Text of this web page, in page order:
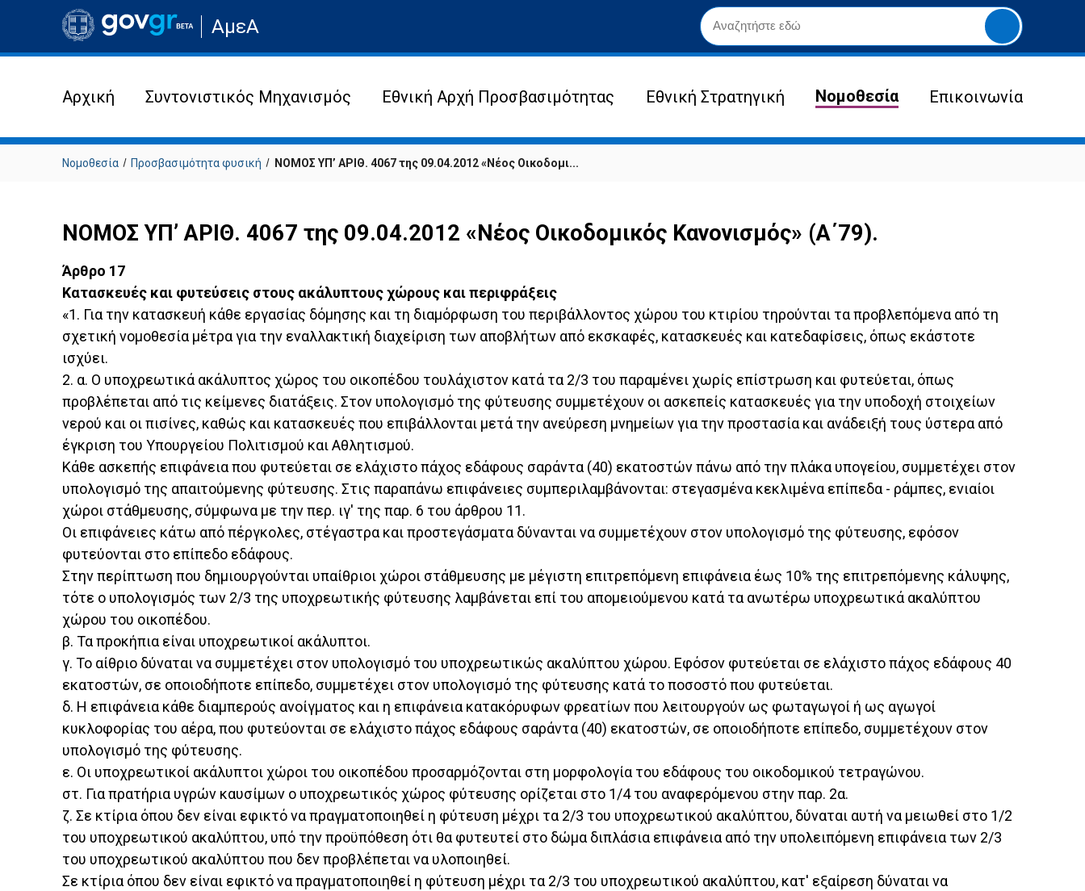
Μετάβαση
στην
σελίδα
ιστότοπου
ΑμεΑ
Yποβολή
αναζήτησης
Αρχική Συντονιστικός Μηχανισμός Εθνική Αρχή Προσβασιμότητας Εθνική Στρατηγική Νομοθεσία Επικοινωνία
Νομοθεσία Προσβασιμότητα φυσική ΝΟΜΟΣ ΥΠ’ ΑΡΙΘ. 4067 της 09.04.2012 «Νέος Οικοδομι...
ΝΟΜΟΣ ΥΠ’ ΑΡΙΘ. 4067 της 09.04.2012 «Νέος Οικοδομικός Κανονισμός» (Α΄79).
Άρθρο 17
Κατασκευές και φυτεύσεις στους ακάλυπτους χώρους και περιφράξεις
«1. Για την κατασκευή κάθε εργασίας δόμησης και τη διαμόρφωση του περιβάλλοντος χώρου του κτιρίου τηρούνται τα προβλεπόμενα από τη
σχετική νομοθεσία μέτρα για την εναλλακτική διαχείριση των αποβλήτων από εκσκαφές, κατασκευές και κατεδαφίσεις, όπως εκάστοτε
ισχύει.
2. α. Ο υποχρεωτικά ακάλυπτος χώρος του οικοπέδου τουλάχιστον κατά τα 2/3 του παραμένει χωρίς επίστρωση και φυτεύεται, όπως
προβλέπεται από τις κείμενες διατάξεις. Στον υπολογισμό της φύτευσης συμμετέχουν οι ασκεπείς κατασκευές για την υποδοχή στοιχείων
νερού και οι πισίνες, καθώς και κατασκευές που επιβάλλονται μετά την ανεύρεση μνημείων για την προστασία και ανάδειξή τους ύστερα από
έγκριση του Υπουργείου Πολιτισμού και Αθλητισμού.
Κάθε ασκεπής επιφάνεια που φυτεύεται σε ελάχιστο πάχος εδάφους σαράντα (40) εκατοστών πάνω από την πλάκα υπογείου, συμμετέχει στον
υπολογισμό της απαιτούμενης φύτευσης. Στις παραπάνω επιφάνειες συμπεριλαμβάνονται: στεγασμένα κεκλιμένα επίπεδα - ράμπες, ενιαίοι
χώροι στάθμευσης, σύμφωνα με την περ. ιγ' της παρ. 6 του άρθρου 11.
Οι επιφάνειες κάτω από πέργκολες, στέγαστρα και προστεγάσματα δύνανται να συμμετέχουν στον υπολογισμό της φύτευσης, εφόσον
φυτεύονται στο επίπεδο εδάφους.
Στην περίπτωση που δημιουργούνται υπαίθριοι χώροι στάθμευσης με μέγιστη επιτρεπόμενη επιφάνεια έως 10% της επιτρεπόμενης κάλυψης,
τότε ο υπολογισμός των 2/3 της υποχρεωτικής φύτευσης λαμβάνεται επί του απομειούμενου κατά τα ανωτέρω υποχρεωτικά ακαλύπτου
χώρου του οικοπέδου.
β. Τα προκήπια είναι υποχρεωτικοί ακάλυπτοι.
γ. Το αίθριο δύναται να συμμετέχει στον υπολογισμό του υποχρεωτικώς ακαλύπτου χώρου. Εφόσον φυτεύεται σε ελάχιστο πάχος εδάφους 40
εκατοστών, σε οποιοδήποτε επίπεδο, συμμετέχει στον υπολογισμό της φύτευσης κατά το ποσοστό που φυτεύεται.
δ. Η επιφάνεια κάθε διαμπερούς ανοίγματος και η επιφάνεια κατακόρυφων φρεατίων που λειτουργούν ως φωταγωγοί ή ως αγωγοί
κυκλοφορίας του αέρα, που φυτεύονται σε ελάχιστο πάχος εδάφους σαράντα (40) εκατοστών, σε οποιοδήποτε επίπεδο, συμμετέχουν στον
υπολογισμό της φύτευσης.
ε. Οι υποχρεωτικοί ακάλυπτοι χώροι του οικοπέδου προσαρμόζονται στη μορφολογία του εδάφους του οικοδομικού τετραγώνου.
στ. Για πρατήρια υγρών καυσίμων ο υποχρεωτικός χώρος φύτευσης ορίζεται στο 1/4 του αναφερόμενου στην παρ. 2α.
ζ. Σε κτίρια όπου δεν είναι εφικτό να πραγματοποιηθεί η φύτευση μέχρι τα 2/3 του υποχρεωτικού ακαλύπτου, δύναται αυτή να μειωθεί στο 1/2
του υποχρεωτικού ακαλύπτου, υπό την προϋπόθεση ότι θα φυτευτεί στο δώμα διπλάσια επιφάνεια από την υπολειπόμενη επιφάνεια των 2/3
του υποχρεωτικού ακαλύπτου που δεν προβλέπεται να υλοποιηθεί.
Σε κτίρια όπου δεν είναι εφικτό να πραγματοποιηθεί η φύτευση μέχρι τα 2/3 του υποχρεωτικού ακαλύπτου, κατ' εξαίρεση δύναται να